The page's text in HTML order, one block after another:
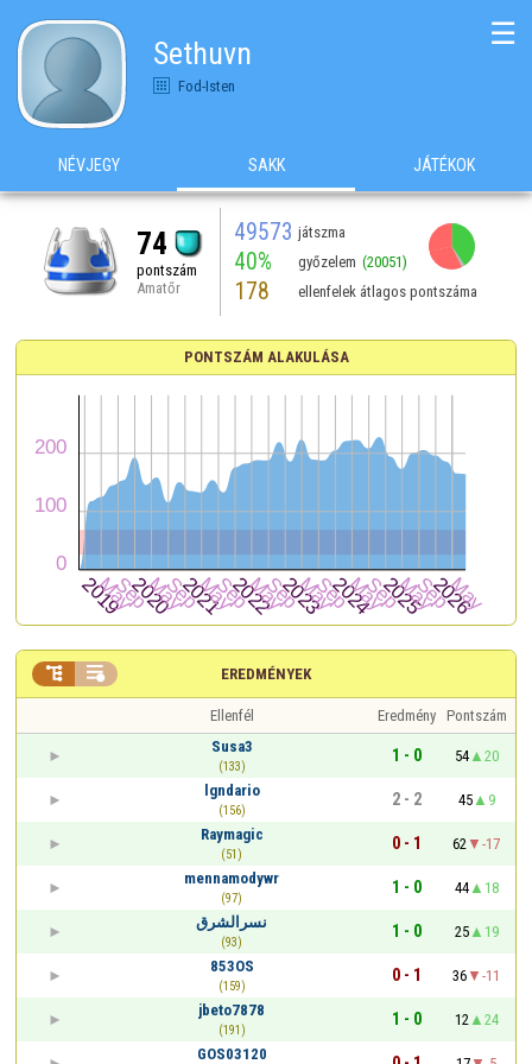
Sethuvn
Fod-Isten
☰
NÉVJEGY SAKK JÁTÉKOK
74
pontszám
Amatőr
49573 játszma
40% győzelem (20051)
178 ellenfelek átlagos pontszáma
PONTSZÁM ALAKULÁSA
EREDMÉNYEK
 
Ellenfél Eredmény Pontszám
Susa3
(133)
1 - 0 54
20
lgndario
(156)
2 - 2 45
9
Raymagic
(51)
0 - 1 62
-17
mennamodywr
(97)
1 - 0 44
18
نسرالشرق
(93)
1 - 0 25
19
853OS
(159)
0 - 1 36
-11
jbeto7878
(191)
1 - 0 12
24
GOS03120